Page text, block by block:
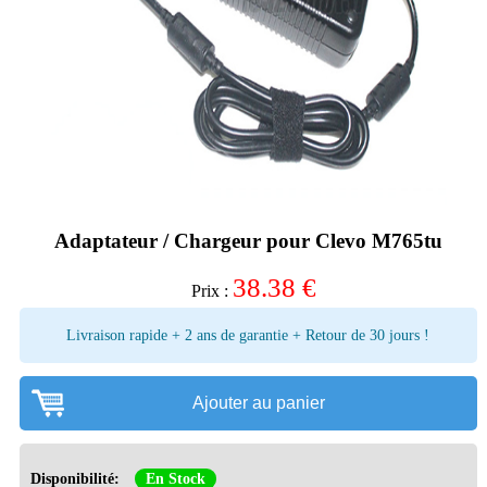
Adaptateur / Chargeur pour Clevo M765tu
Prix : 38.38 €
Livraison rapide + 2 ans de garantie + Retour de 30 jours !
Ajouter au panier
Disponibilité: En Stock